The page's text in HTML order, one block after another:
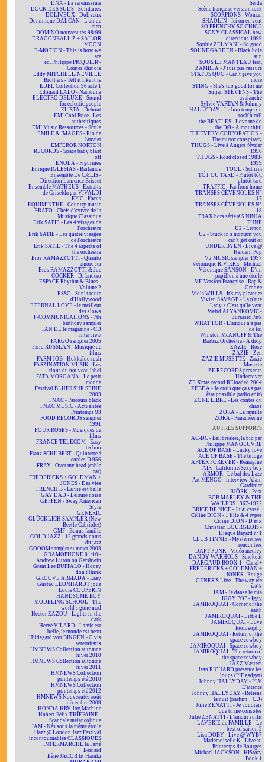
DNA - La serenissima
DOCK DES SUDS - Solidaires
DOLIVEUX - Doliveux
Dominique DALCAN - L'air de
rien
DOMINO nouveautés 98/99
DRAGONBALL Z + SAILOR
MOON
E-MOTION - This is how we
are
éd. Philippe PICQUIER -
Contes chinois
Eddy MITCHELL/NEVILLE
Brothers - Tell it like it is
EDEL Collection 96 acte 1
Edouard LALO - Namouna
ELECTRO DELUXE - Sound
for eclectic people
ELISTA - Debout
EMI Cool Price - Les
authentiques
EMI Music Ressources - Smile
EMILE & IMAGES - Rio de
Janvier
EMPEROR NORTON
RECORDS - Space baby blast
off
ENOLA - Figurines
Enrique IGLESIAS - Bailamos
Ensemble De CÆLIS -
Direction Laurence Brisset
Ensemble MATHEUS - Extraits
de Griselda par VIVALDI
EPIC - Focus
EQUIMINTHE - Country music
ERATO - Chefs d'œuvre de la
Musique Classique
Erik SATIE - Les 4 visages de
l'orchestre
Erik SATIE - Les quatre visages
de l'orchestre
Erik SATIE - The 4 aspects of
the orchestra
Eros RAMAZZOTTI - Quanto
amore sei
Eros RAMAZZOTTI & Joe
COCKER - Difendero
ESPACE Rhythm & Blues -
Volume 2
ESSO - Sur la route
d'Hollywood
ETERNAL LOVE - le meilleur
des slows
F-COMMUNICATIONS - 7th
birthday sampler
FAN DE le magazine - CD
interview
FARGO sampler 2005
Farid RUSSLAN - Musique de
films
FARM JOB - Hokkaïdo rush
FASZINATION MUSIK - Les
clous du nouveau label
FATA MORGANA - Le petit
monde
Festival BLUES SUR SEINE
2003
FNAC - Parcours black
FNAC MUSIC - Actualités
Printemps 93
FOOD RECORDS sampler
1991
FOUR ROSES - Musiques de
films
FRANCE TELECOM - Easy
techno
Franz SCHUBERT - Quintette à
cordes D.956
FRAY - Over my head (cable
car)
FREDERICKS + GOLDMAN +
JONES - Des vies
FRENCH B - La vie est belle
GAY DAD - Leisure noise
GEFFEN - Swag American
Style
GENERIC
GLÜCKLICH SAMPLER (New
Beetle Cabriolet)
GMF - Bonus famille
GOLD JAZZ - 12 grands noms
du jazz
GOOOM sampler summer 2003
GRAMOPHONE 01/10 -
Andrew Litton on Gershwin
Grant Lee BUFFALO - Honey
don't think
GROOVE ARMADA - Easy
Gustav LEONHARDT joue
Louis COUPERIN
HANDSOME BOY
MODELING SCHOOL - The
world's gone mad
Hector ZAZOU - Lights in the
dark
Hervé VILARD - La vie est
belle, le monde est beau
Hildegard von BINGEN - O vis
aeternitatis
HMNEWS Collection automne
hiver 2010
HMNEWS Collection automne
hiver 2011
HMNEWS Collection
printemps été 2010
HMNEWS Collection
printemps été 2012
HMNEWS Nouveautés août
décembre 2009
HONDA HRV Joy Machine
Hubert-Félix THIÉFAINE -
Scandale mélancolique
IAM - Nés sous la même étoile
iJazz @ London Jazz Festival
incontournables CLASSIQUES
INTERMARCHÉ la Ferté
Bernard
Irène JACOB lit Haruki
Serda
Scène française version rock
SCORPIONS - Woman
SHAOLIN - Ici on en veut
SO FRENCHY SO CHIC 2
SONY CLASSICAL new
directions 1999
Sophie ZELMANI - So good
SOUNDGARDEN - Black hole
sun
SOUS LE MANTEAU feat.
ZAMBLA - J'suis pas rassuré
STATUS QUO - Can't give you
more
STING - She's too good for me
Sufjan STEVENS - The
avalanche
Sylvie VARTAN & Johnny
HALLYDAY - Le bon temps du
rock'n'roll
the BEATLES - Love me do
the DØ - A mouthful
THIEVERY CORPORATION -
The mirror conspiracy
THUGS - Live à Angers février
1996
THUGS - Road closed 1983-
1999
TOOL - Schism
TÔT OU TARD - Plutôt tôt,
plutôt tard
TRAFFIC - Far from home
TRANSES CÉVENOLES N°
17
TRANSES CÉVENOLES N°
18
TRAX hors série # 5 NINJA
TUNE
U2 - Lemon
U2 - Stuck in a moment you
can't get out of
UNDER BYEN - Live @
Haldern Pop
V2 MUSIC sampler 1997
Véronique RIVIÈRE - Michaël
Véronique SANSON - D'un
papillon à une étoile
VF-Version Française - Rap &
Groove
Viola WILLS - It's my pleasure
Vivien SAVAGE - La p'tite
Lady + C'est qu'le vent
Weird Al YANKOVIC -
Jurassic Park
WHAT FOR - L'amour n'a pas
de loi
Winston McANUFF & The
Bazbaz Orchestra - A drop
ZAZIE - Rose
ZAZIE - Zen
ZAZIE MUSETTE - Zazie
Musette
ZE RECORDS presents
Undercover
ZE Xmas record REloaded 2004
ZEBDA - Je crois que ça va pas
être possible (radio edit)
ZONE LIBRE - Les contes du
chaos
ZORA - La famille
ZORA - Panaméenne
AUTRES SUPPORTS
AC-DC - Ballbreaker, la bio par
Philippe MANOEUVRE
ACE OF BASE - Lucky love
ACE OF BASE - The bridge
AFTER FOREVER - Remagine
AIR - Californie/Sexy boy
ARMOR - Le bal des Laze
Art MENGO - interview Alain
Gardinier
BJÖRK - Post
BOB MARLEY & THE
WAILERS 1967-1972
BRICE DE NICE - J't'ai cassé !
Céline DION - 1 fille & 4 types
Céline DION - D'eux
Christian BOURGEOIS -
Disque Bayard n°1
CLUB TINNIE - Mystérieuses
rencontres
DAFT PUNK - Vidéo medley
DANDY WARHOLS - Smoke it
DARGAUD BOOX 1 - Canal+
FREDERICKS + GOLDMAN +
JONES - Rouge
GENESIS Live - The way we
walk
IAM - Je danse le mia
IGGY POP - Iggy
JAMIROQUAI - Corner of the
earth
JAMIROQUAI - Little L
JAMIROQUAI - Love
foolosophy
JAMIROQUAI - Return of the
space cowboy
JAMIROQUAI - Space cowboy
JAMIROQUAI - The return of
the space cowboy
JAZZ Masters
Jean RICHARD présente les
loups (PIF gadget)
Johnny HALLYDAY - PLV
L'attente
Johnny HALLYDAY - Retiens
la nuit (parfum + CD)
Julie ZENATTI - Je voudrais
que tu me consoles
Julie ZENATTI - L'amour suffit
LAVERIE de FAMILLE - Le
best of saison 2
Lisa DOBY - Live @ WYB7
Mademoiselle K - Live au
Printemps de Bourges
Michael JACKSON - HIStory
Book 1